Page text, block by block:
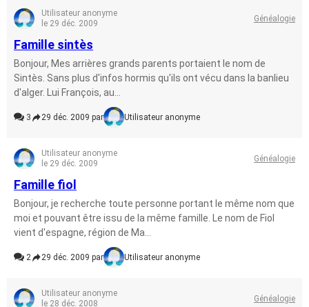
Utilisateur anonyme
le 29 déc. 2009
Généalogie
Famille sintès
Bonjour, Mes arrières grands parents portaient le nom de
Sintès. Sans plus d'infos hormis qu'ils ont vécu dans la banlieu
d'alger. Lui François, au...
3 29 déc. 2009 par Utilisateur anonyme
Utilisateur anonyme
le 29 déc. 2009
Généalogie
Famille fiol
Bonjour, je recherche toute personne portant le même nom que
moi et pouvant être issu de la même famille. Le nom de Fiol
vient d'espagne, région de Ma...
2 29 déc. 2009 par Utilisateur anonyme
Utilisateur anonyme
le 28 déc. 2008
Généalogie